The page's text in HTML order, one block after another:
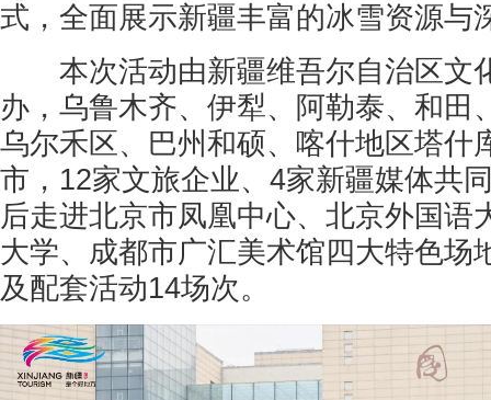
式，全面展示新疆丰富的冰雪资源与
本次活动由新疆维吾尔自治区文
办，乌鲁木齐、伊犁、阿勒泰、和田
乌尔禾区、巴州和硕、喀什地区塔什
市，12家文旅企业、4家新疆媒体共
后走进北京市凤凰中心、北京外国语
大学、成都市广汇美术馆四大特色场
及配套活动14场次。